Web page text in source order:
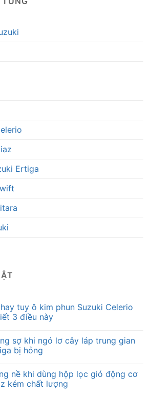
Ertiga
tuy ô kim phun Suzuki Celerio
3 điều này
sợ khi ngó lơ cây láp trung gian
bị hỏng
nề khi dùng hộp lọc gió động cơ
kém chất lượng